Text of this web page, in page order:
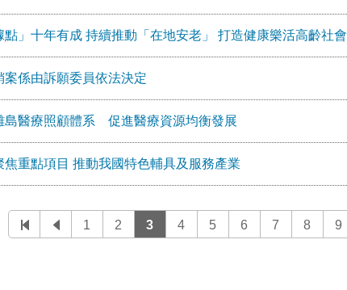
」十年有成 持續推動「在地安老」 打造健康樂活高齡社會
係由訴願委員依法決定
島醫療照顧體系 促進醫療資源均衡發展
重點項目 推動我國特色輔具及服務產業
1 2 3 4 5 6 7 8 9